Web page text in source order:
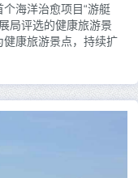
海洋治愈项目“游艇
局评选的健康旅游景
康旅游景点，持续扩